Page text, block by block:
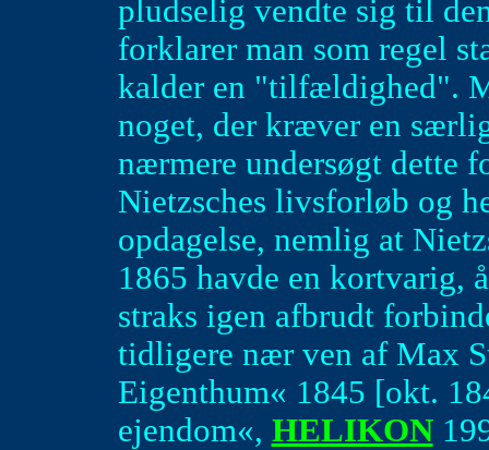
pludselig vendte sig til
forklarer man som regel
kalder en "tilfældighed".
noget, der kræver en
nærmere undersøgt dette
Nietzsches livsforløb og
opdagelse, nemlig at
1865 havde en kortvarig,
straks igen afbrudt
tidligere nær ven af Max
Eigenthum« 1845 [okt.
ejendom«, HELIKON